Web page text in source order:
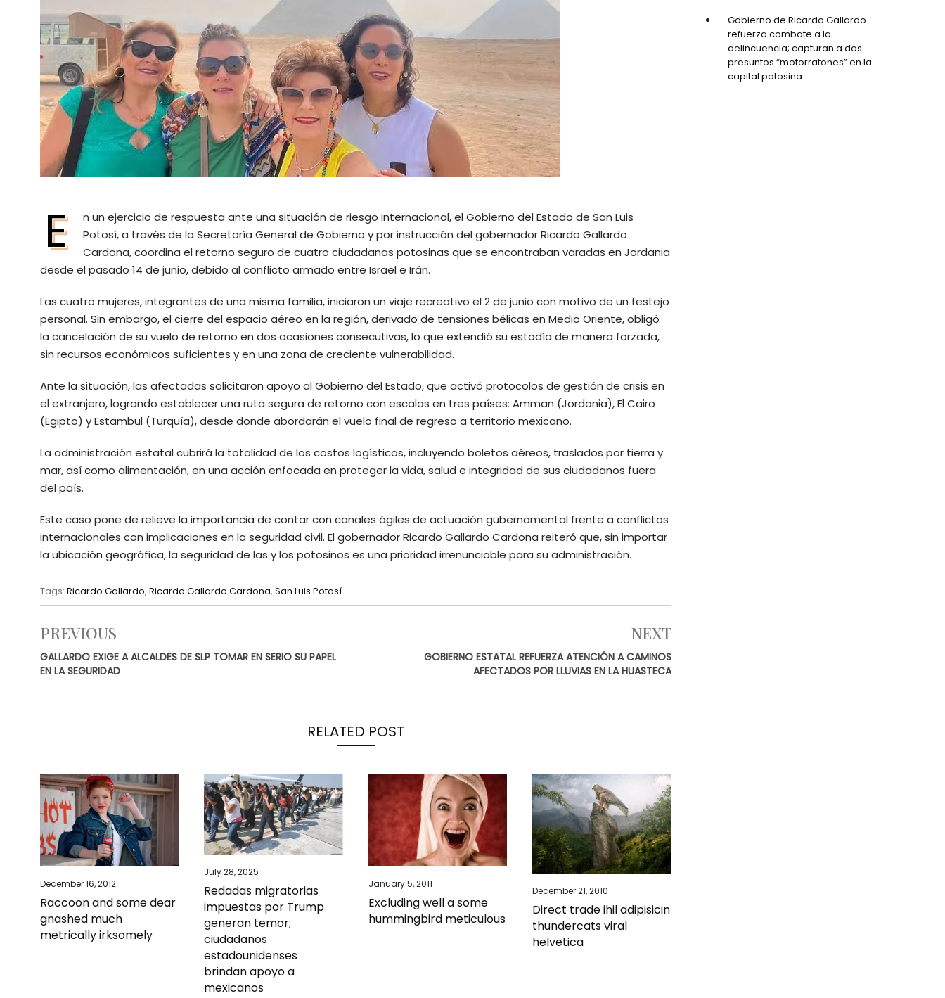
E
n un ejercicio de respuesta ante una situación de riesgo internacional, el Gobierno del Estado de San Luis
Potosí, a través de la Secretaría General de Gobierno y por instrucción del gobernador Ricardo Gallardo
Cardona, coordina el retorno seguro de cuatro ciudadanas potosinas que se encontraban varadas en Jordania
desde el pasado 14 de junio, debido al conflicto armado entre Israel e Irán.
Las cuatro mujeres, integrantes de una misma familia, iniciaron un viaje recreativo el 2 de junio con motivo de un festejo
personal. Sin embargo, el cierre del espacio aéreo en la región, derivado de tensiones bélicas en Medio Oriente, obligó
la cancelación de su vuelo de retorno en dos ocasiones consecutivas, lo que extendió su estadía de manera forzada,
sin recursos económicos suficientes y en una zona de creciente vulnerabilidad.
Ante la situación, las afectadas solicitaron apoyo al Gobierno del Estado, que activó protocolos de gestión de crisis en
el extranjero, logrando establecer una ruta segura de retorno con escalas en tres países: Amman (Jordania), El Cairo
(Egipto) y Estambul (Turquía), desde donde abordarán el vuelo final de regreso a territorio mexicano.
La administración estatal cubrirá la totalidad de los costos logísticos, incluyendo boletos aéreos, traslados por tierra y
mar, así como alimentación, en una acción enfocada en proteger la vida, salud e integridad de sus ciudadanos fuera
del país.
Este caso pone de relieve la importancia de contar con canales ágiles de actuación gubernamental frente a conflictos
internacionales con implicaciones en la seguridad civil. El gobernador Ricardo Gallardo Cardona reiteró que, sin importar
la ubicación geográfica, la seguridad de las y los potosinos es una prioridad irrenunciable para su administración.
Tags: Ricardo Gallardo, Ricardo Gallardo Cardona, San Luis Potosí
PREVIOUS
GALLARDO EXIGE A ALCALDES DE SLP TOMAR EN SERIO SU PAPEL
EN LA SEGURIDAD
NEXT
GOBIERNO ESTATAL REFUERZA ATENCIÓN A CAMINOS
AFECTADOS POR LLUVIAS EN LA HUASTECA
RELATED POST
December 16, 2012
Raccoon and some dear
gnashed much
metrically irksomely
July 28, 2025
Redadas migratorias
impuestas por Trump
generan temor;
ciudadanos
estadounidenses
brindan apoyo a
mexicanos
January 5, 2011
Excluding well a some
hummingbird meticulous
December 21, 2010
Direct trade ihil adipisicin
thundercats viral
helvetica
Gobierno de Ricardo Gallardo
refuerza combate a la
delincuencia; capturan a dos
presuntos “motorratones” en la
capital potosina